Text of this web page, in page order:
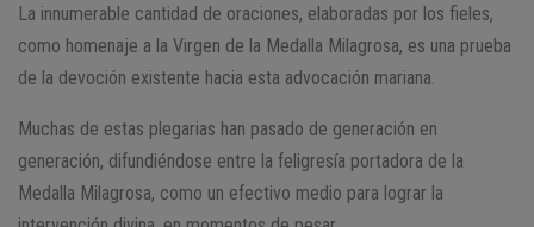
La innumerable cantidad de oraciones, elaboradas por los fieles,
como homenaje a la Virgen de la Medalla Milagrosa, es una prueba
de la devoción existente hacia esta advocación mariana.
Muchas de estas plegarias han pasado de generación en
generación, difundiéndose entre la feligresía portadora de la
Medalla Milagrosa, como un efectivo medio para lograr la